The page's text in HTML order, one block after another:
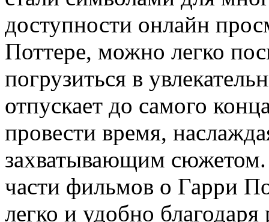
доступности онлайн
Поттере, можно легко
погрузиться в
отпускает до самого
провести время,
захватывающим сюжетом.
части фильмов о Гарри
легко и удобно